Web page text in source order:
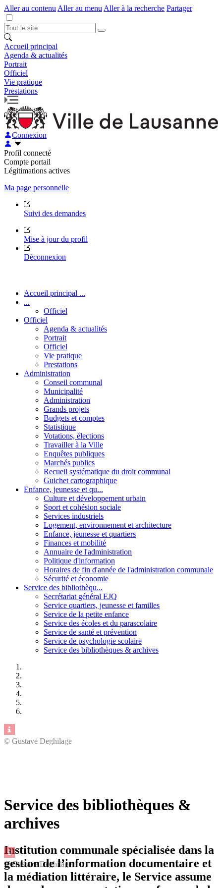
Aller au contenu Aller au menu Aller à la recherche Partager
Accueil principal
Agenda & actualités
Portrait
Officiel
Vie pratique
Prestations
Connexion
Profil connecté
Compte portail
Légitimations actives
Ma page personnelle
Suivi des demandes
Mise à jour du profil
Déconnexion
Accueil principal ...
...
Officiel
Officiel
Agenda & actualités
Portrait
Officiel
Vie pratique
Prestations
Administration
Conseil communal
Municipalité
Administration
Grands projets
Budgets et comptes
Statistique
Votations, élections
Travailler à la Ville
Enquêtes publiques
Marchés publics
Recueil systématique du droit communal
Guichet cartographique
Enfance, jeunesse et qu...
Culture et développement urbain
Sport et cohésion sociale
Services industriels
Logement, environnement et architecture
Enfance, jeunesse et quartiers
Finances et mobilité
Annuaire de l'administration
Politique d'information
Horaires de fin d'année de l'administration communale
Sécurité et économie
Service des bibliothèqu...
Secrétariat général EJQ
Service quartiers, jeunesse et familles
Service de la petite enfance
Service des écoles et du parascolaire
Service de santé et prévention
Service de psychologie scolaire
Service des bibliothèques & archives
© Gustave Deghilage
© Gustave Deghilage
Service des bibliothèques &
archives
Institution communale spécialisée dans la
gestion de l’information documentaire et
la médiation littéraire, le Service assume